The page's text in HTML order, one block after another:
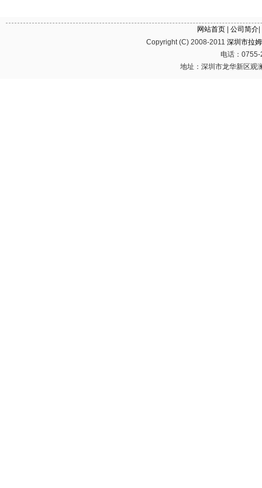
网站首页 公司简介
Copyright (C) 2008-2011 深圳市拉
电话：
地址：深圳市龙华新区观